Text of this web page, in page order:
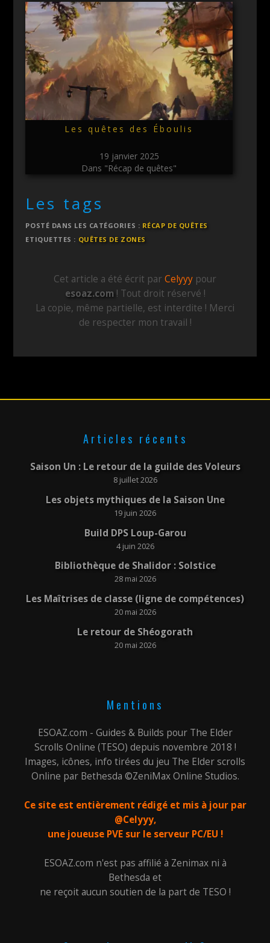
Les quêtes des Éboulis
19 janvier 2025
Dans "Récap de quêtes"
Les tags
POSTÉ DANS LES CATÉGORIES : RÉCAP DE QUÊTES
ETIQUETTES : QUÊTES DE ZONES
Cet article a été écrit par Celyyy pour
esoaz.com ! Tout droit réservé !
La copie, même partielle, est interdite ! Merci
de respecter mon travail !
Articles récents
Saison Un : Le retour de la guilde des Voleurs
8 juillet 2026
Les objets mythiques de la Saison Une
19 juin 2026
Build DPS Loup-Garou
4 juin 2026
Bibliothèque de Shalidor : Solstice
28 mai 2026
Les Maîtrises de classe (ligne de compétences)
20 mai 2026
Le retour de Shéogorath
20 mai 2026
Mentions
ESOAZ.com - Guides & Builds pour The Elder
Scrolls Online (TESO) depuis novembre 2018 !
Images, icônes, info tirées du jeu The Elder scrolls
Online par Bethesda ©ZeniMax Online Studios.
Ce site est entièrement rédigé et mis à jour par
@Celyyy,
une joueuse PVE sur le serveur PC/EU !
ESOAZ.com n'est pas affilié à Zenimax ni à
Bethesda et
ne reçoit aucun soutien de la part de TESO !